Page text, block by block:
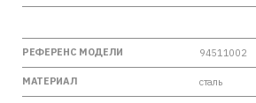
РЕФЕРЕНС МОДЕЛИ 94511002
МАТЕРИАЛ сталь